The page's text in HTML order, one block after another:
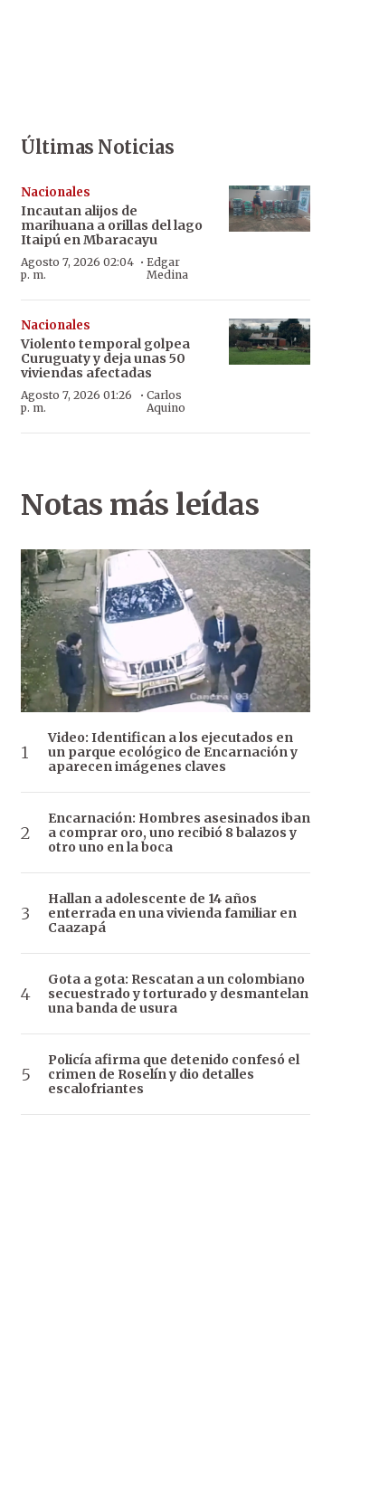
Últimas Noticias
Nacionales
Incautan alijos de
marihuana a orillas del lago
Itaipú en Mbaracayu
Agosto 7, 2026 02:04
p. m.
· Edgar
Medina
Nacionales
Violento temporal golpea
Curuguaty y deja unas 50
viviendas afectadas
Agosto 7, 2026 01:26
p. m.
· Carlos
Aquino
Notas más leídas
Video: Identifican a los ejecutados en
un parque ecológico de Encarnación y
aparecen imágenes claves
Encarnación: Hombres asesinados iban
a comprar oro, uno recibió 8 balazos y
otro uno en la boca
Hallan a adolescente de 14 años
enterrada en una vivienda familiar en
Caazapá
Gota a gota: Rescatan a un colombiano
secuestrado y torturado y desmantelan
una banda de usura
Policía afirma que detenido confesó el
crimen de Roselín y dio detalles
escalofriantes